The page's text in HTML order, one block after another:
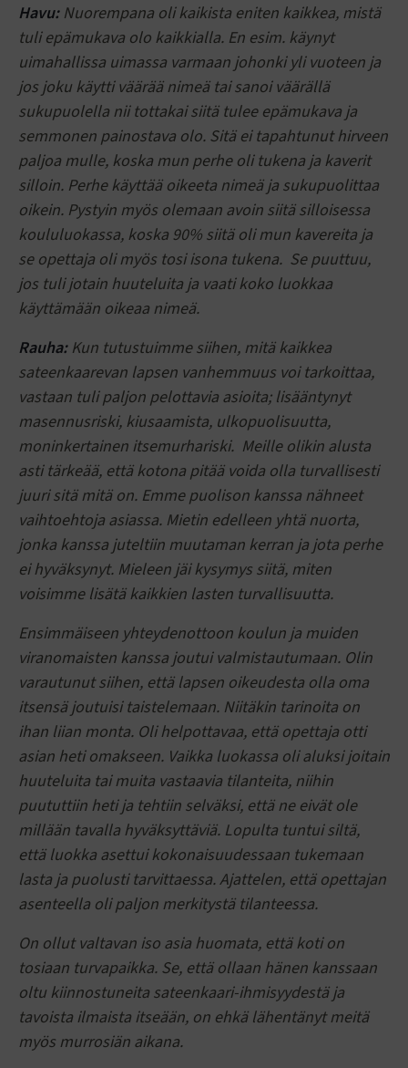
Havu:Nuorempana oli kaikista eniten kaikkea, mistä
tuli epämukava olo kaikkialla. En esim. käynyt
uimahallissa uimassa varmaan johonki yli vuoteen ja
jos joku käytti väärää nimeä tai sanoi väärällä
sukupuolella nii tottakai siitä tulee epämukava ja
semmonen painostava olo. Sitä ei tapahtunut hirveen
paljoa mulle, koska mun perhe oli tukena ja kaverit
silloin. Perhe käyttää oikeeta nimeä ja sukupuolittaa
oikein. Pystyin myös olemaan avoin siitä silloisessa
koululuokassa, koska 90% siitä oli mun kavereita ja
se opettaja oli myös tosi isona tukena. Se puuttuu,
jos tuli jotain huuteluita ja vaati koko luokkaa
käyttämään oikeaa nimeä.
Rauha:Kun tutustuimme siihen, mitä kaikkea
sateenkaarevan lapsen vanhemmuus voi tarkoittaa,
vastaan tuli paljon pelottavia asioita; lisääntynyt
masennusriski, kiusaamista, ulkopuolisuutta,
moninkertainen itsemurhariski. Meille olikin alusta
asti tärkeää, että kotona pitää voida olla turvallisesti
juuri sitä mitä on. Emme puolison kanssa nähneet
vaihtoehtoja asiassa. Mietin edelleen yhtä nuorta,
jonka kanssa juteltiin muutaman kerran ja jota perhe
ei hyväksynyt. Mieleen jäi kysymys siitä, miten
voisimme lisätä kaikkien lasten turvallisuutta.
Ensimmäiseen yhteydenottoon koulun ja muiden
viranomaisten kanssa joutui valmistautumaan. Olin
varautunut siihen, että lapsen oikeudesta olla oma
itsensä joutuisi taistelemaan. Niitäkin tarinoita on
ihan liian monta. Oli helpottavaa, että opettaja otti
asian heti omakseen. Vaikka luokassa oli aluksi joitain
huuteluita tai muita vastaavia tilanteita, niihin
puututtiin heti ja tehtiin selväksi, että ne eivät ole
millään tavalla hyväksyttäviä. Lopulta tuntui siltä,
että luokka asettui kokonaisuudessaan tukemaan
lasta ja puolusti tarvittaessa. Ajattelen, että opettajan
asenteella oli paljon merkitystä tilanteessa.
On ollut valtavan iso asia huomata, että koti on
tosiaan turvapaikka. Se, että ollaan hänen kanssaan
oltu kiinnostuneita sateenkaari-ihmisyydestä ja
tavoista ilmaista itseään, on ehkä lähentänyt meitä
myös murrosiän aikana.